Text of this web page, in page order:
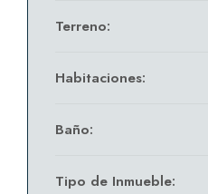
Terreno:
Habitaciones:
Baño:
Tipo de Inmueble: